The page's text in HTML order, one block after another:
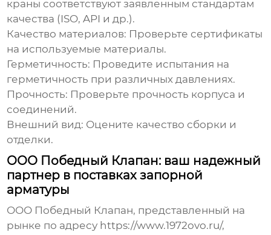
краны соответствуют заявленным стандартам
качества (ISO, API и др.).
Качество материалов: Проверьте сертификаты
на используемые материалы.
Герметичность: Проведите испытания на
герметичность при различных давлениях.
Прочность: Проверьте прочность корпуса и
соединений.
Внешний вид: Оцените качество сборки и
отделки.
ООО Победный Клапан: ваш надежный
партнер в поставках запорной
арматуры
ООО Победный Клапан, представленный на
рынке по адресу https://www.1972ovo.ru/,